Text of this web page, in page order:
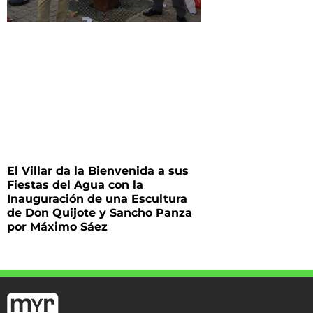
El Villar da la Bienvenida a sus
Fiestas del Agua con la
Inauguración de una Escultura
de Don Quijote y Sancho Panza
por Máximo Sáez